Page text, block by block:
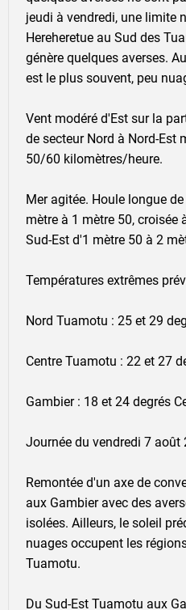
jeudi à vendredi, une limite
Hereheretue au Sud des
génère quelques averses.
est le plus souvent, peu
Vent modéré d'Est sur la
de secteur Nord à Nord-Est
50/60 kilomètres/heure.
Mer agitée. Houle longue
mètre à 1 mètre 50, croisée
Sud-Est d'1 mètre 50 à 2
Températures extrêmes
Nord Tuamotu : 25 et 29
Centre Tuamotu : 22 et 27
Gambier : 18 et 24 degrés
Journée du vendredi 7
Remontée d'un axe de
aux Gambier avec des
isolées. Ailleurs, le soleil
nuages occupent les
Tuamotu.
Du Sud-Est Tuamotu aux